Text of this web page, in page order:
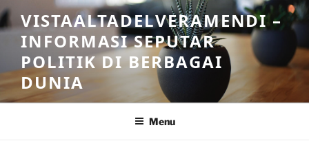
Skip
to
content
VISTAALTADELVERAMENDI –
INFORMASI SEPUTAR
POLITIK DI BERBAGAI
DUNIA
Menu